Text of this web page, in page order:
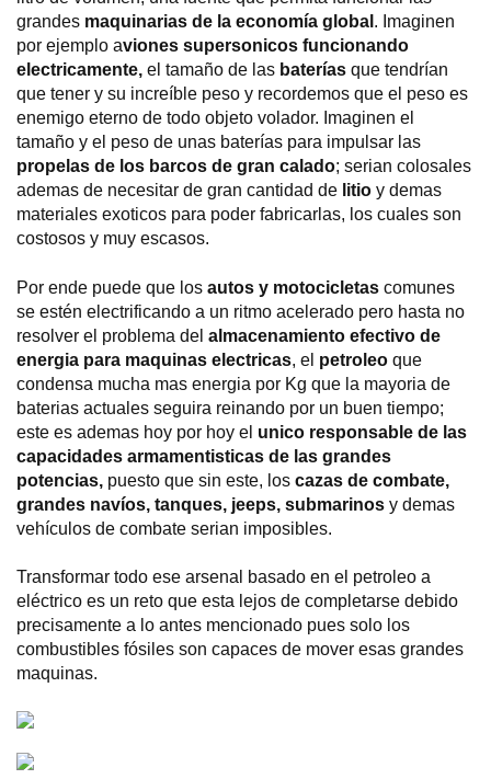
grandes maquinarias de la economía global . Imaginen
por ejemplo aviones supersonicos funcionando
electricamente, el tamaño de las baterías que tendrían
que tener y su increíble peso y recordemos que el peso es
enemigo eterno de todo objeto volador. Imaginen el
tamaño y el peso de unas baterías para impulsar las
propelas de los barcos de gran calado; serian colosales
ademas de necesitar de gran cantidad de litio y demas
materiales exoticos para poder fabricarlas, los cuales son
costosos y muy escasos.
Por ende puede que los autos y motocicletas comunes
se estén electrificando a un ritmo acelerado pero hasta no
resolver el problema del almacenamiento efectivo de
energia para maquinas electricas, el petroleo que
condensa mucha mas energia por Kg que la mayoria de
baterias actuales seguira reinando por un buen tiempo;
este es ademas hoy por hoy el unico responsable de las
capacidades armamentisticas de las grandes
potencias, puesto que sin este, los cazas de combate,
grandes navíos, tanques, jeeps, submarinos y demas
vehículos de combate serian imposibles.
Transformar todo ese arsenal basado en el petroleo a
eléctrico es un reto que esta lejos de completarse debido
precisamente a lo antes mencionado pues solo los
combustibles fósiles son capaces de mover esas grandes
maquinas.